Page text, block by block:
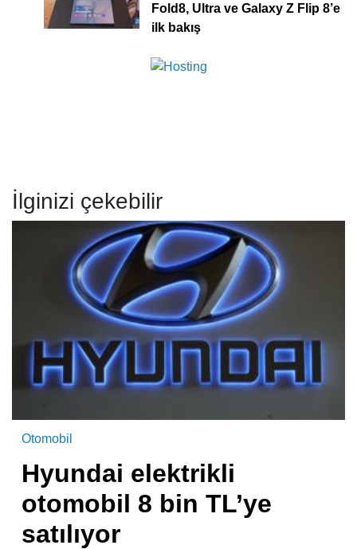
Fold8, Ultra ve Galaxy Z Flip 8’e
ilk bakış
İlginizi çekebilir
Otomobil
Hyundai elektrikli
otomobil 8 bin TL’ye
satılıyor